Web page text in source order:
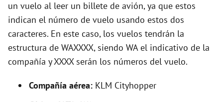
V
i
d
un vuelo al leer un billete de avión, ya que estos
indican el número de vuelo usando estos dos
caracteres. En este caso, los vuelos tendrán la
estructura de WAXXXX, siendo WA el indicativo de la
compañía y XXXX serán los números del vuelo.
Compañía aérea: KLM Cityhopper